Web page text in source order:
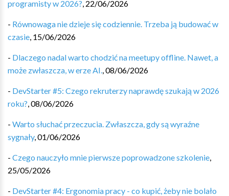
programisty w 2026?, 22/06/2026
- Równowaga nie dzieje się codziennie. Trzeba ją budować w
czasie, 15/06/2026
- Dlaczego nadal warto chodzić na meetupy offline. Nawet, a
może zwłaszcza, w erze AI.,08/06/2026
- DevStarter #5: Czego rekruterzy naprawdę szukają w 2026
roku?,08/06/2026
- Warto słuchać przeczucia. Zwłaszcza, gdy są wyraźne
sygnały,01/06/2026
- Czego nauczyło mnie pierwsze poprowadzone szkolenie,
25/05/2026
- DevStarter #4: Ergonomia pracy - co kupić, żeby nie bolało